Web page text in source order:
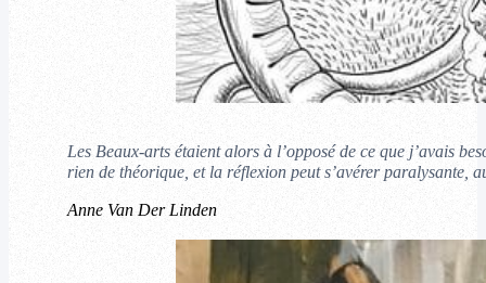
Les Beaux-arts étaient alors à l’opposé de ce que j’avais
rien de théorique, et la réflexion peut s’avérer paralysante,
Anne Van Der Linden